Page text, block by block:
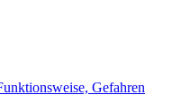
Gefahren